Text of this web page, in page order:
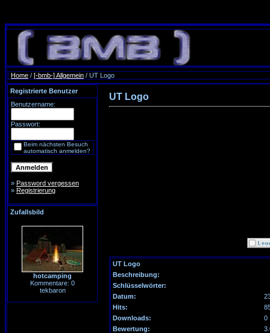
Home / [-bmb-] Allgemein / UT Logo
Registrierte Benutzer
Benutzername:
Passwort:
Beim nächsten Besuch
automatisch anmelden?
» Password vergessen
» Registrierung
Zufallsbild
hotcamping
Kommentare: 0
tekbaron
UT Logo
UT Logo
Beschreibung:
Schlüsselwörter:
Datum:
Hits:
Downloads:
0
Bewertung: